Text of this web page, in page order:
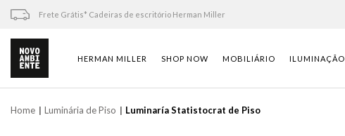
Skip
content
Frete Grátis* Cadeiras de escritório Herman Miller
HERMAN MILLER SHOP NOW MOBILIÁRIO ILUMINAÇÃO
Home Luminária de Piso Luminaría Statistocrat de Piso